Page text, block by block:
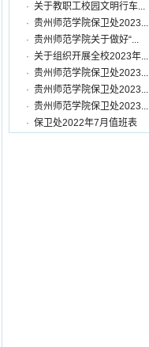
· 关于教职工校园文明行车...
· 贵州师范学院保卫处2023...
· 贵州师范学院关于做好“...
· 关于组织开展全校2023年...
· 贵州师范学院保卫处2023...
· 贵州师范学院保卫处2023...
· 贵州师范学院保卫处2023...
· 保卫处2022年7月值班表